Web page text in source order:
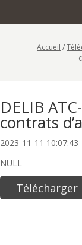
Accueil /
DELIB
contrats
2023-11-11 10:07:43
NULL
Télécharger